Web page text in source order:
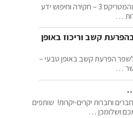
לצאת מהמטריקס 3 – חקירה וחיפוש ידע
…
קשב וריכוז באופן
הפרעת קשב באופן טבעי –
וחברות יקרים-יקרות! שותפים
ושלומכן …